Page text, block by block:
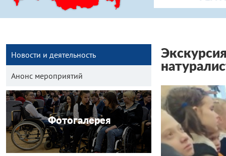
Новости и деятельность
Анонс мероприятий
Фотогалерея